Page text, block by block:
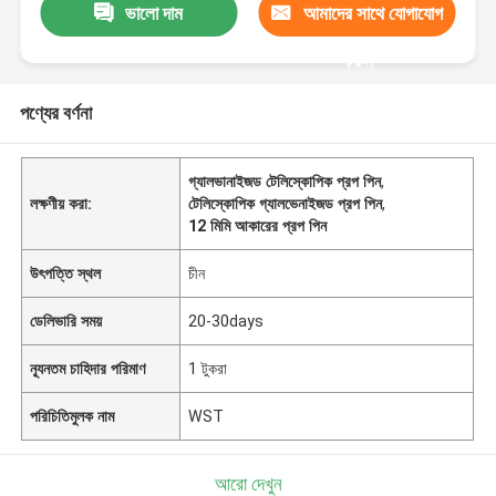
ভালো দাম আমাদের সাথে যোগাযোগ
করুন
পণ্যের বর্ণনা
লক্ষণীয় করা:
গ্যালভানাইজড টেলিস্কোপিক প্রপ পিন,
টেলিস্কোপিক গ্যালভেনাইজড প্রপ পিন,
12 মিমি আকারের প্রপ পিন
উৎপত্তি স্থল চীন
ডেলিভারি সময় 20-30days
ন্যূনতম চাহিদার পরিমাণ 1 টুকরা
পরিচিতিমুলক নাম WST
আরো দেখুন